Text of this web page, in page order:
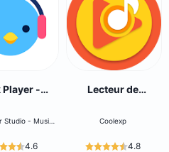
Player -
Studio - Music,
4.6
Lecteur de
Coolexp
4.8